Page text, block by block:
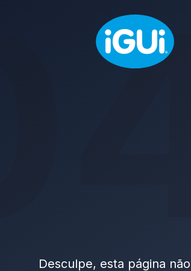
Desculpe, esta página